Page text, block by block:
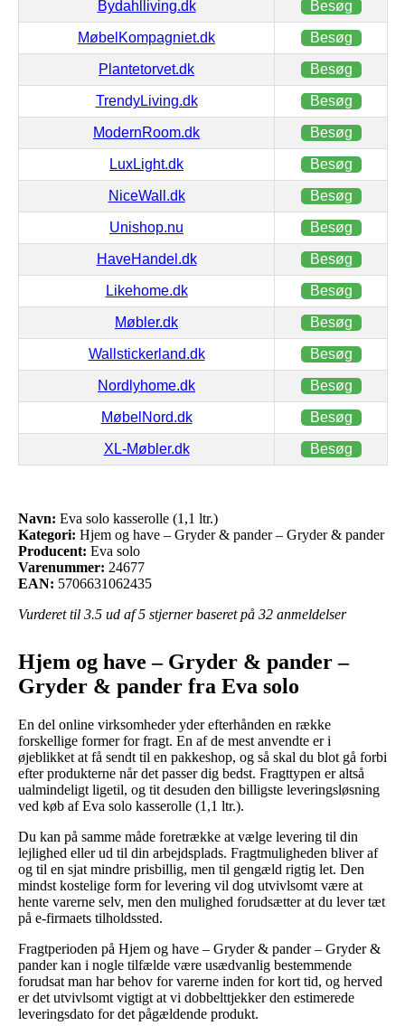
Bydahlliving.dk Besøg
MøbelKompagniet.dk Besøg
Plantetorvet.dk Besøg
TrendyLiving.dk Besøg
ModernRoom.dk Besøg
LuxLight.dk Besøg
NiceWall.dk Besøg
Unishop.nu Besøg
HaveHandel.dk Besøg
Likehome.dk Besøg
Møbler.dk Besøg
Wallstickerland.dk Besøg
Nordlyhome.dk Besøg
MøbelNord.dk Besøg
XL-Møbler.dk Besøg
Navn: Eva solo kasserolle (1,1 ltr.)
Kategori: Hjem og have – Gryder & pander – Gryder & pander
Producent: Eva solo
Varenummer: 24677
EAN: 5706631062435
Vurderet til 3.5 ud af 5 stjerner baseret på 32 anmeldelser
Hjem og have – Gryder & pander –
Gryder & pander fra Eva solo
En del online virksomheder yder efterhånden en række
forskellige former for fragt. En af de mest anvendte er i
øjeblikket at få sendt til en pakkeshop, og så skal du blot gå forbi
efter produkterne når det passer dig bedst. Fragttypen er altså
ualmindeligt ligetil, og tit desuden den billigste leveringsløsning
ved køb af Eva solo kasserolle (1,1 ltr.).
Du kan på samme måde foretrække at vælge levering til din
lejlighed eller ud til din arbejdsplads. Fragtmuligheden bliver af
og til en sjat mindre prisbillig, men til gengæld rigtig let. Den
mindst kostelige form for levering vil dog utvivlsomt være at
hente varerne selv, men den mulighed forudsætter at du lever tæt
på e-firmaets tilholdssted.
Fragtperioden på Hjem og have – Gryder & pander – Gryder &
pander kan i nogle tilfælde være usædvanlig bestemmende
forudsat man har behov for varerne inden for kort tid, og herved
er det utvivlsomt vigtigt at vi dobbelttjekker den estimerede
leveringsdato for det pågældende produkt.